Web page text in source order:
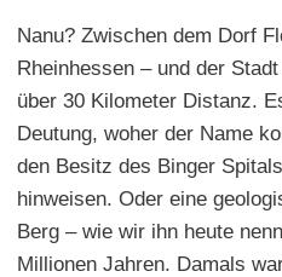
Nanu? Zwischen dem Dorf
Rheinhessen – und der
über 30 Kilometer Distanz.
Deutung, woher der Name
den Besitz des Binger
hinweisen. Oder eine
Berg – wie wir ihn heute
Millionen Jahren. Damals